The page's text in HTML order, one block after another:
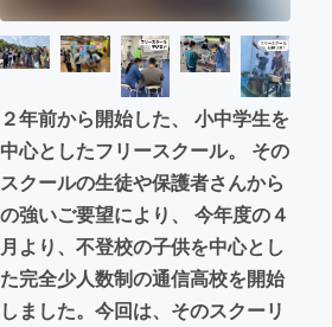
CAMPFIREふるさと納税
machi-ya
２年前から開始した、 小中学生を
中心としたフリースクール。 その
スクールの生徒や保護者さんから
の強いご要望により、 今年度の４
月より、不登校の子供を中心とし
た完全少人数制の通信高校を開始
しました。今回は、そのスクーリ